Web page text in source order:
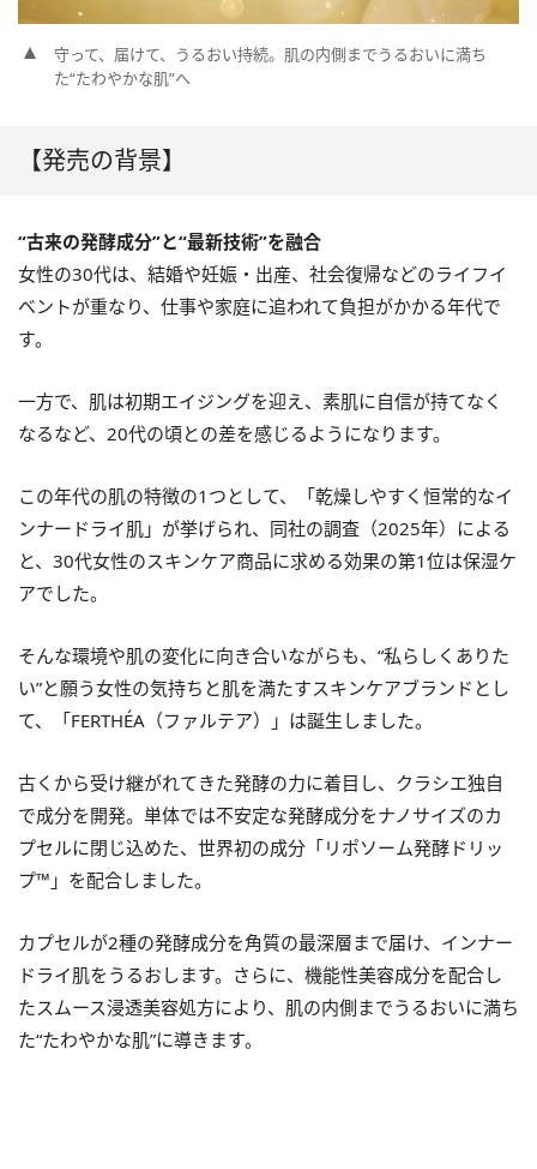
守って、届けて、うるおい持続。肌の内側までうるおいに満ち
た“たわやかな肌”へ
【発売の背景】
“古来の発酵成分”と“最新技術”を融合
女性の30代は、結婚や妊娠・出産、社会復帰などのライフイ
ベントが重なり、仕事や家庭に追われて負担がかかる年代で
す。
一方で、肌は初期エイジングを迎え、素肌に自信が持てなく
なるなど、20代の頃との差を感じるようになります。
この年代の肌の特徴の1つとして、「乾燥しやすく恒常的なイ
ンナードライ肌」が挙げられ、同社の調査（2025年）による
と、30代女性のスキンケア商品に求める効果の第1位は保湿ケ
アでした。
そんな環境や肌の変化に向き合いながらも、“私らしくありた
い”と願う女性の気持ちと肌を満たすスキンケアブランドとし
て、「FERTHÉA（ファルテア）」は誕生しました。
古くから受け継がれてきた発酵の力に着目し、クラシエ独自
で成分を開発。単体では不安定な発酵成分をナノサイズのカ
プセルに閉じ込めた、世界初の成分「リポソーム発酵ドリッ
プ™」を配合しました。
カプセルが2種の発酵成分を角質の最深層まで届け、インナー
ドライ肌をうるおします。さらに、機能性美容成分を配合し
たスムース浸透美容処方により、肌の内側までうるおいに満ち
た“たわやかな肌”に導きます。